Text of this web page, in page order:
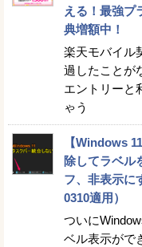
える！最強プ
典増額中！
楽天モバイル
過したことが
エントリーと
ゃう
【Windows
除してラベル
フ、非表示に
0310適用）
ついに
ベル表示がで